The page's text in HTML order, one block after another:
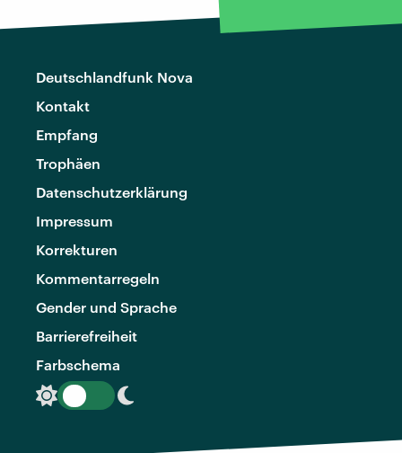
Deutschlandfunk Nova
Kontakt
Empfang
Trophäen
Datenschutzerklärung
Impressum
Korrekturen
Kommentarregeln
Gender und Sprache
Barrierefreiheit
Farbschema